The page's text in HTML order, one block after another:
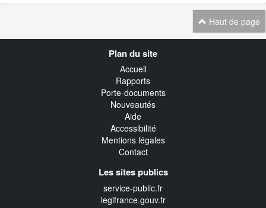
Haut de page
Plan du site
Accueil
Rapports
Porte-documents
Nouveautés
Aide
Accessibilité
Mentions légales
Contact
Les sites publics
service-public.fr
legifrance.gouv.fr